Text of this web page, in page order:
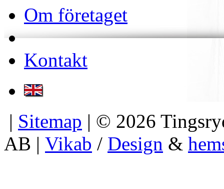
Om företaget
Kontakt
| Sitemap | © 2026
AB | Vikab / Design &